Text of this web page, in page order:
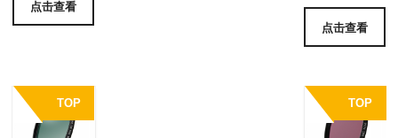
点击查看
点击查看
TOP TOP